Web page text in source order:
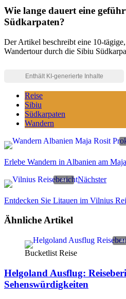
Wie lange dauert eine
Südkarpaten?
Der Artikel beschreibt eine 10-
Wandertour durch die Sibiu
Reise
Sibiu
Südkarpaten
Wandern
Erlebe Wandern in Albanien am
Nächster
Entdecken Sie Litauen im Vilnius
Ähnliche Artikel
Bucketlist Reise
Helgoland Ausflug:
Sehenswürdigkeiten